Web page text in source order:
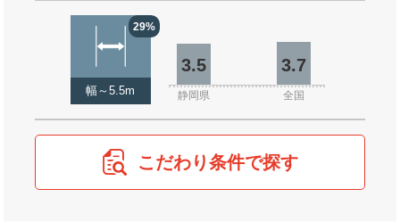
29%
幅～5.5m
3.5 3.7
静岡県 全国
こだわり条件で探す